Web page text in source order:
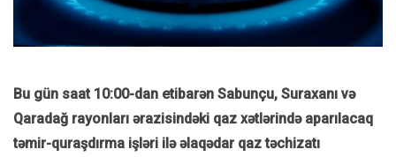
Bu gün saat 10:00-dan etibarən Sabunçu, Suraxanı və
Qaradağ rayonları ərazisindəki qaz xətlərində aparılacaq
təmir-quraşdırma işləri ilə əlaqədar qaz təchizatı